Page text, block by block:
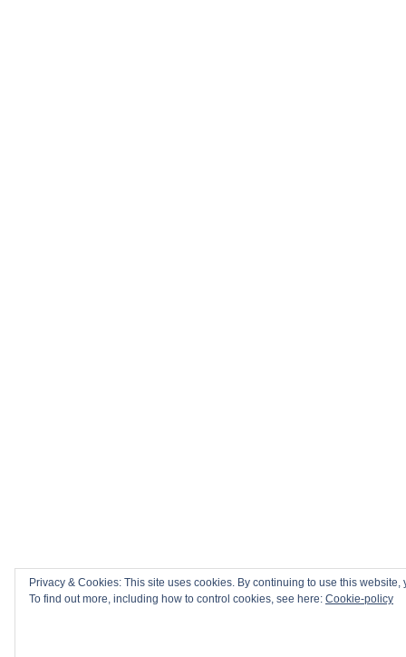
Privacy & Cookies: This site uses cookies. By continuing to use this website,
To find out more, including how to control cookies, see here: Cookie-policy